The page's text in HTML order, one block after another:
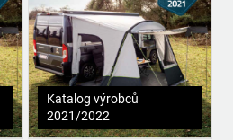
Katalog výrobců
2021/2022